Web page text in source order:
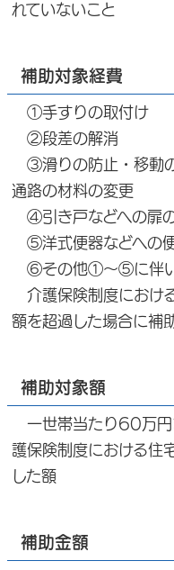
れていないこと
補助対象経費
①手すりの取付け
②段差の解消
③滑りの防止・移動
通路の材料の変更
④引き戸などへの扉
⑤洋式便器などへの
⑥その他①～⑤に伴い
介護保険制度におけ
額を超過した場合に補
補助対象額
一世帯当たり60万円
護保険制度における住
した額
補助金額